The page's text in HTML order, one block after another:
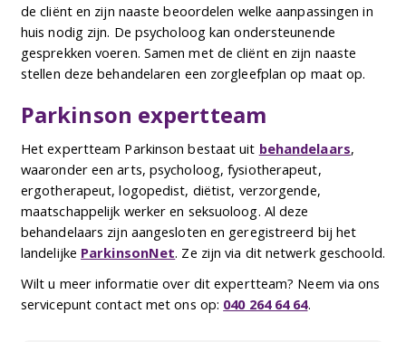
de cliënt en zijn naaste beoordelen welke aanpassingen in
huis nodig zijn. De psycholoog kan ondersteunende
gesprekken voeren. Samen met de cliënt en zijn naaste
stellen deze behandelaren een zorgleefplan op maat op.
Parkinson expertteam
Het expertteam Parkinson bestaat uit behandelaars,
waaronder een arts, psycholoog, fysiotherapeut,
ergotherapeut, logopedist, diëtist, verzorgende,
maatschappelijk werker en seksuoloog. Al deze
behandelaars zijn aangesloten en geregistreerd bij het
landelijke ParkinsonNet. Ze zijn via dit netwerk geschoold.
Wilt u meer informatie over dit expertteam? Neem via ons
servicepunt contact met ons op: 040 264 64 64.